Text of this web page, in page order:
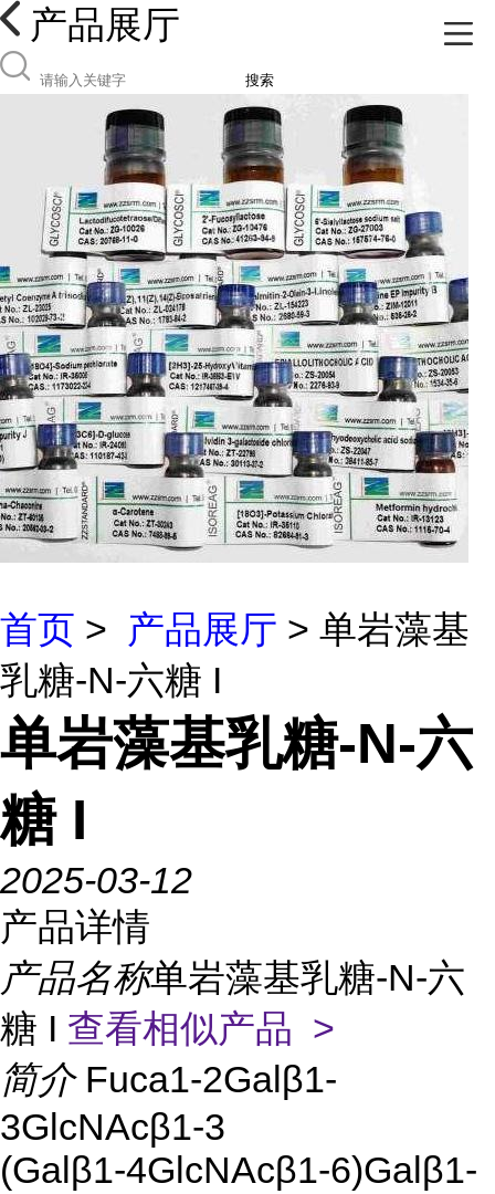
产品展厅
搜索
首页 > 产品展厅 > 单岩藻基
乳糖-N-六糖 I
单岩藻基乳糖-N-六
糖 I
2025-03-12
产品详情
产品名称单岩藻基乳糖-N-六
糖 I 查看相似产品 >
简介 Fuca1-2Galβ1-
3GlcNAcβ1-3
(Galβ1-4GlcNAcβ1-6)Galβ1-